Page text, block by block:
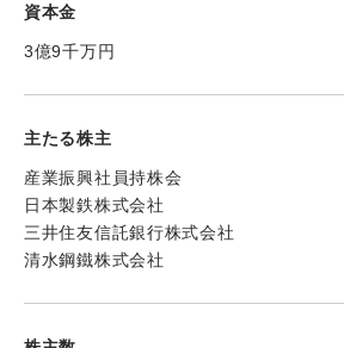
資本金
3億9千万円
主たる株主
産業振興社員持株会
日本製鉄株式会社
三井住友信託銀行株式会社
清水鋼鐵株式会社